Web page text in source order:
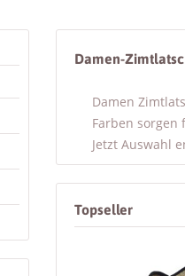
Damen-
Damen
Farben sorgen
Jetzt Auswahl
Topseller